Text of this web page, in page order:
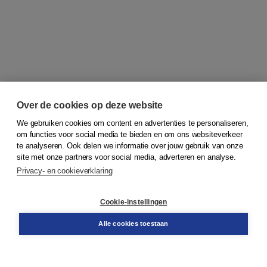
© 2026Koninklijke Boom uitgevers
Bestellen
Over de cookies op deze website
We gebruiken cookies om content en advertenties te personaliseren,
om functies voor social media te bieden en om ons websiteverkeer
te analyseren. Ook delen we informatie over jouw gebruik van onze
site met onze partners voor social media, adverteren en analyse.
Privacy- en cookieverklaring
Cookie-instellingen
Alle cookies toestaan